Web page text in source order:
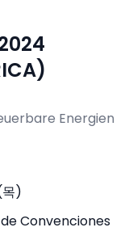
Energien
)
Convenciones